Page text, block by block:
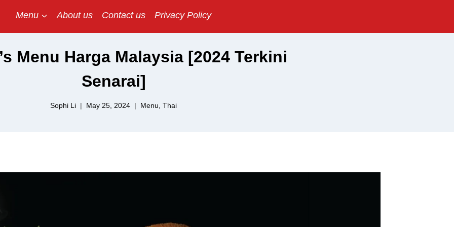
Menu About us Contact us Privacy Policy
Menu Harga Malaysia [2024 Terkini
Senarai]
Sophi Li May 25, 2024 Menu Thai